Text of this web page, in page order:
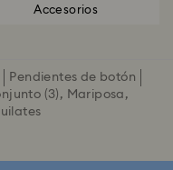
Accesorios
Pendientes de botón
(3), Mariposa,